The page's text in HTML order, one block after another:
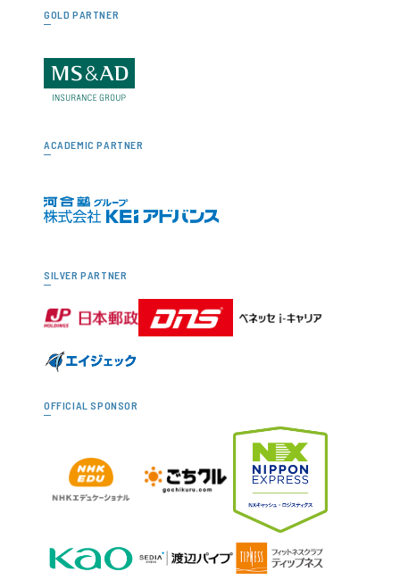
GOLD PARTNER
ACADEMIC PARTNER
SILVER PARTNER
OFFICIAL SPONSOR